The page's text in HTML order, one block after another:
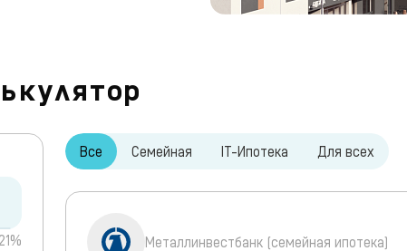
21%
Все Семейная IT-Ипотека Для всех
Металлинвестбанк (семейная ипотека)